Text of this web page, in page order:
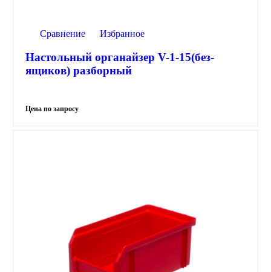
Сравнение Избранное
Настольный органайзер V-1-15(без-
ящиков) разборный